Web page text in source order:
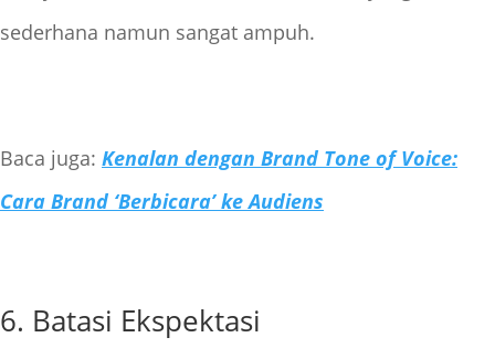
sederhana namun sangat ampuh.
Baca juga: Kenalan dengan Brand Tone of Voice:
Cara Brand ‘Berbicara’ ke Audiens
6. Batasi Ekspektasi